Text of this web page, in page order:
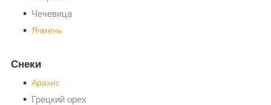
Чечевица
Ячмень
Снеки
Арахис
Грецкий орех